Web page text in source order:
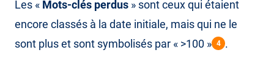
Les « Mots-clés perdus » sont ceux qui étaient
encore classés à la date initiale, mais qui ne le
sont plus et sont symbolisés par « >100 » 4 .